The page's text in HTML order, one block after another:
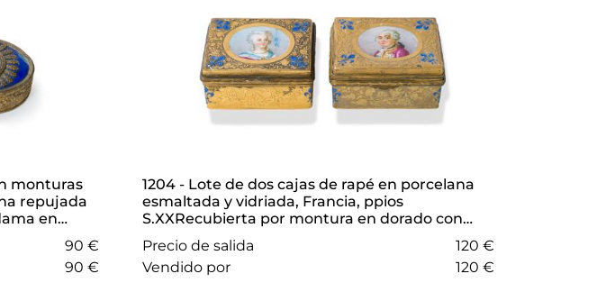
repujada
en
90 €
90 €
1204 - Lote de dos cajas de rapé en porcelana
esmaltada y vidriada, Francia, ppios
S.XXRecubierta por montura en dorado con
retratos de Luis XV y Maria Antonieta en
medallón.
Precio de salida
120 €
vendido por
120 €